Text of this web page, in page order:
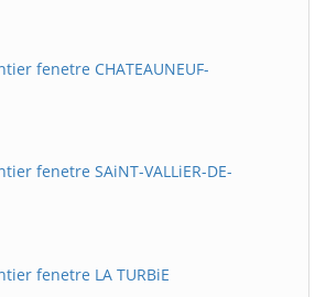
fenetre CHATEAUNEUF-
fenetre SAiNT-VALLiER-DE-
fenetre LA TURBiE